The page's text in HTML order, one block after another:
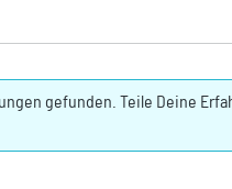
gefunden. Teile Deine